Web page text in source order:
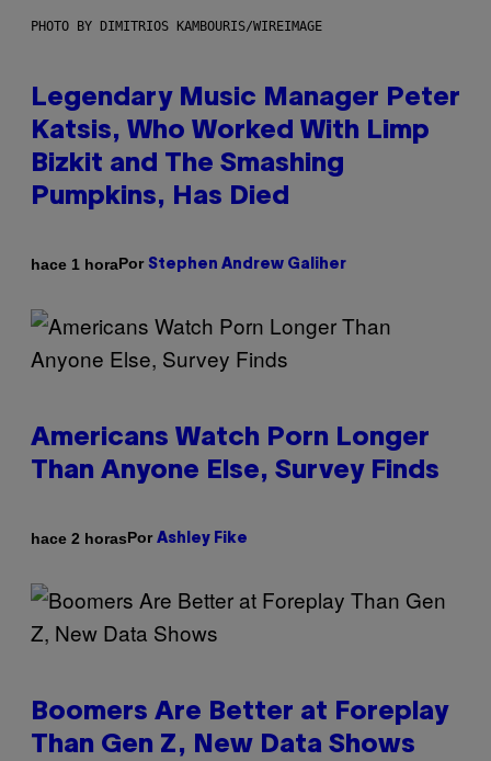
PHOTO BY DIMITRIOS KAMBOURIS/WIREIMAGE
Legendary Music Manager Peter
Katsis, Who Worked With Limp
Bizkit and The Smashing
Pumpkins, Has Died
hace 1 horaPor Stephen Andrew Galiher
Americans Watch Porn Longer
Than Anyone Else, Survey Finds
hace 2 horasPor Ashley Fike
Boomers Are Better at Foreplay
Than Gen Z, New Data Shows